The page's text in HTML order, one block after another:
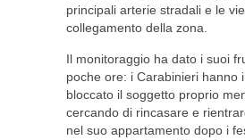
principali arterie stradali e le
collegamento della zona.
Il monitoraggio ha dato i suoi
poche ore: i Carabinieri hanno
bloccato il soggetto proprio
cercando di rincasare e
nel suo appartamento dopo i